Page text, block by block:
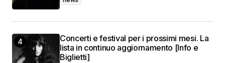
Concerti e festival per i prossimi mesi. La
lista in continuo aggiornamento [Info e
Biglietti]